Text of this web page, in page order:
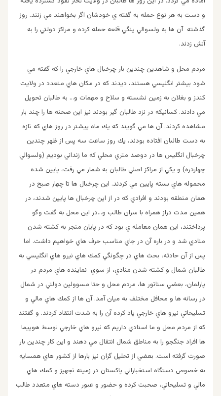
و دست به هر نوع حمله به گفته ي خودشان اگر بخواهند مي زنند. روز
گذشته آن ها به ولسوالي ينگي قلعه حمله كرده و مراكز دولتي را به
آتش زدند.
مردم محل و شاهدين چندين بار چرخبال هاي خارجي را كه گفته مي
شود بيشتر انگليسي هستند، ديدند كه در مكان هاي متعدد در ولايت
كندز و بغلان به زمين نشسته و سلاح و مهمات و… به طالبان تحويل
مي دادند. كسانيكه در نزد طالبان گير بودند نيز اين صحنه ها را چند بار
مشاهده كردند. آن ها مي گويند كه يك ماه پيشتر در روز هاي كه تازه
به دست طالبان افتاده بودند، يك روز ساعت سه پس از ظهر چندين
چرخبال انگليس ها در دوصد متري محلي كه ما زنداني بوديم (ولسوالي
چهاردره) و يكي از مراكز اصلي طالبان به شمار مي رفت، پايين شده
محموله هاي بسته پايين مي كردند. اين چرخبال ها تا چهار صبح در
همان منطقه بودند و افرادي كه در از اين چرخبال ها پايين شدند، در
همين مدت دراز همراه با سران طالب و…در اين محل به گفت وگو
پرداختند، اين همان معامله ي بود كه در پايان منجر به كشته شدن
منادي شد و در باره آن در جاي مناسب حرف هاي خواهيم داشت. اما
پس از آن حادثه، بحث هاي در چگونگي كمك هاي نيرو هاي انگليسي به
طالبان شمال و كشته شدن منادي، از سوي نماينده هاي مردم در
پارلمان، بعضي سناتور ها، مردم محل و حتا مسوولين دولتي در شمال
در رسانه ها و محافل مختلف به ميان آمد. آن ها از كمك هاي مالي و
تسليحاتي نيرو هاي خارجي ياد كرده آن را به شدت انتقاد كردند. و گفتند
كه از مردم محل و ما اسنادي داريم كه نيرو هاي خارجي توسط هوپيما
ها افراد جنگجو را به مناطق شمال انتقال مي دهند و اين كار چندين بار
صورت گرفته است. بعضي از تحليل گران نيز بارها از كشور هاي همسايه
به خصوص دستگاه استخباراتي پاكستان در زمينه تجهيز و كمك هاي
مالي و تسليحاتي، صحبت كرده و حضور و عبور دسته هاي متعدد طالب